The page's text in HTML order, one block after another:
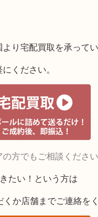
り宅配買取を承ってい
ください。
方でもご相談ください
たい！という方は
か店舗までご連絡をく